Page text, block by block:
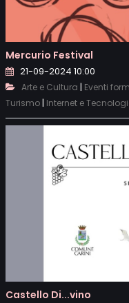
Mercurio Festival
21-09-2024 10:00
Arte e Cultura | Eventi
Turismo | Internet e
Castello Di...vino